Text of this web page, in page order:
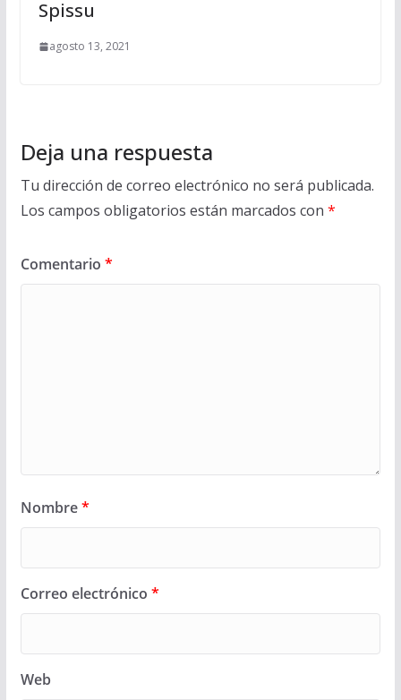
Spissu
agosto 13, 2021
Deja una respuesta
Tu dirección de correo electrónico no será publicada.
Los campos obligatorios están marcados con *
Comentario *
Nombre*
Correo electrónico *
Web